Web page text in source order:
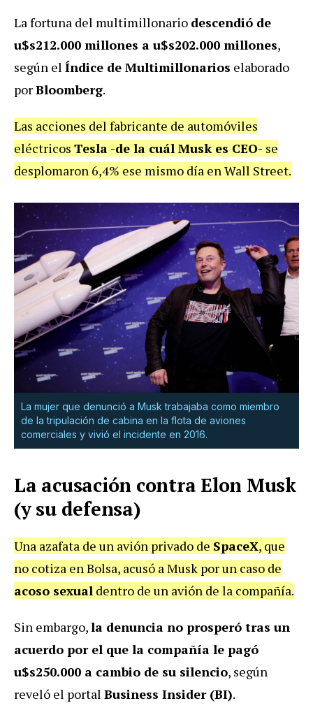
La fortuna del multimillonario descendió de
u$s212.000 millones a u$s202.000 millones,
según el Índice de Multimillonarios elaborado
porBloomberg.
Las acciones del fabricante de automóviles
eléctricos Tesla -de la cuál Musk es CEO- se
desplomaron 6,4% ese mismo día en Wall Street.
La mujer que denunció a Musk trabajaba como miembro
de la tripulación de cabina en la flota de aviones
comerciales y vivió el incidente en 2016.
La acusación contra Elon Musk
(y su defensa)
Una azafata de un avión privado de SpaceX, que
no cotiza en Bolsa, acusó a Musk por un caso de
acoso sexual dentro de un avión de la compañía.
Sin embargo,la denuncia no prosperó tras un
acuerdo por el que la compañía le pagó
u$s250.000 a cambio de su silencio, según
reveló el portal Business Insider (BI).